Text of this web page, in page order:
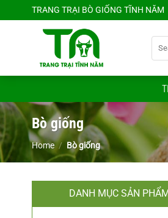
đến
TRANG TRẠI BÒ GIỐNG TĨNH NĂM
for:
Bò giống
Home / Bò giống
DANH MỤC SẢN